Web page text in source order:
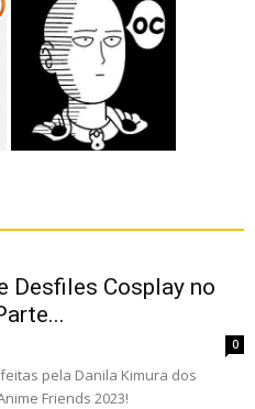
Desfiles Cosplay no
0
pela Danila Kimura dos
Friends 2023!